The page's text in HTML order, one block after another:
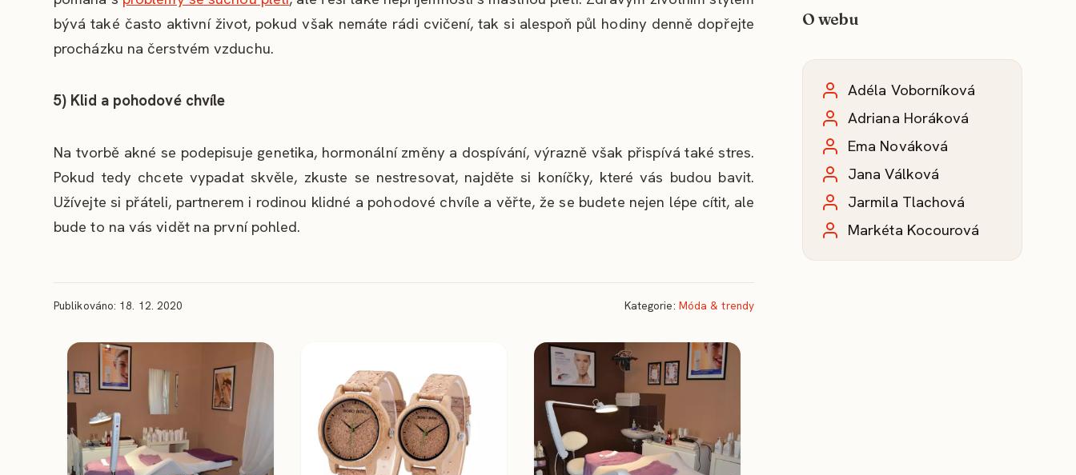
bývá také často aktivní život, pokud však nemáte rádi cvičení, tak si alespoň půl hodiny denně dopřejte
procházku na čerstvém vzduchu.
5) Klid a pohodové chvíle
Na tvorbě akné se podepisuje genetika, hormonální změny a dospívání, výrazně však přispívá také stres.
Pokud tedy chcete vypadat skvěle, zkuste se nestresovat, najděte si koníčky, které vás budou bavit.
Užívejte si přáteli, partnerem i rodinou klidné a pohodové chvíle a věřte, že se budete nejen lépe cítit, ale
bude to na vás vidět na první pohled.
Publikováno: 18. 12. 2020 Kategorie: Móda & trendy
O webu
Adéla Voborníková
Adriana Horáková
Ema Nováková
Jana Válková
Jarmila Tlachová
Markéta Kocourová